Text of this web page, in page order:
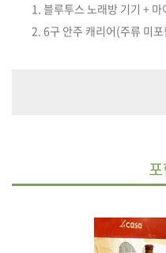
1. 블루투스 노래방 기기 + 마
2. 6구 안주 캐리어(주류 미